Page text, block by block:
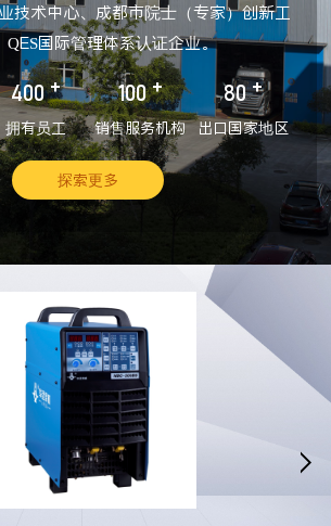
技术中心、成都市院士（专家）创新工
QES国际管理体系认证企业。
400 +
拥有员工
100 +
销售服务机构
80 +
出口国家地区
探索更多
